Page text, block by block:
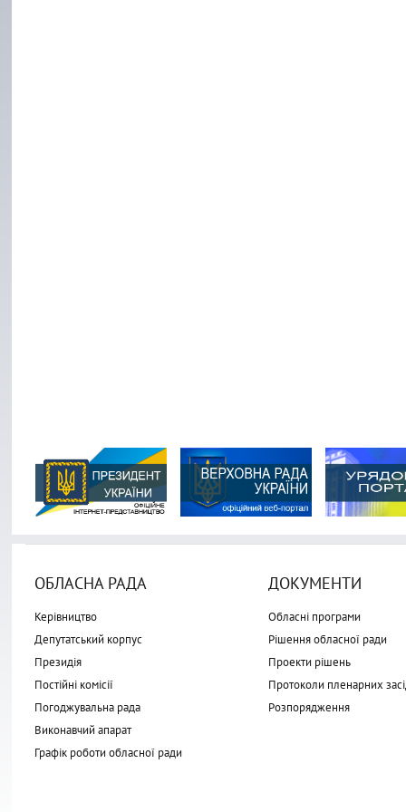
ОБЛАСНА РАДА
Керівництво
Депутатський корпус
Президія
Постійні комісії
Погоджувальна рада
Виконавчий апарат
Графік роботи обласної ради
ДОКУМЕНТИ
Обласні програми
Рішення обласної ради
Проекти рішень
Протоколи пленарних
Розпорядження